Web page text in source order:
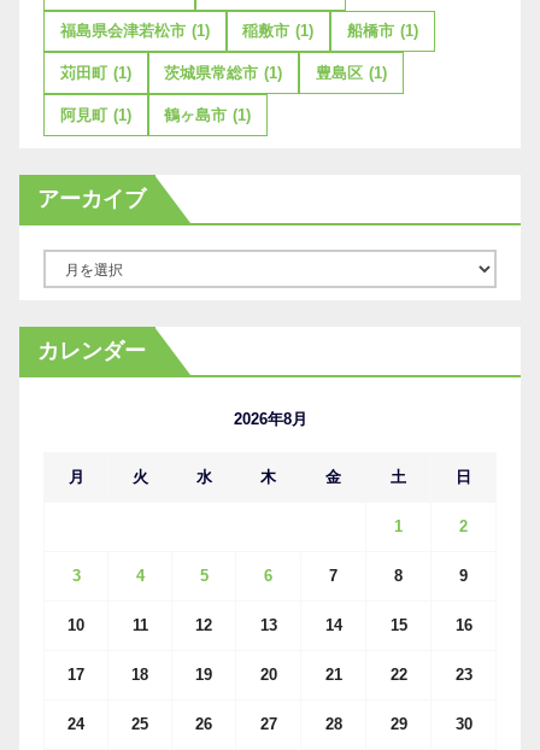
福島県会津若松市 (1) 稲敷市 (1) 船橋市 (1)
苅田町 (1) 茨城県常総市 (1) 豊島区 (1)
阿見町 (1) 鶴ヶ島市 (1)
アーカイブ
カ
イ
カレンダー
2026年8月
月 火 水 木 金 土 日
1 2
3 4 5 6 7 8 9
10 11 12 13 14 15 16
17 18 19 20 21 22 23
24 25 26 27 28 29 30